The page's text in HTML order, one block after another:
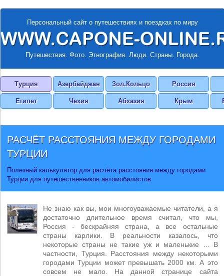
Персональный сайт о путешествиях и поездках по миру
Путешествия. Фото. Этнография. Люди. Страны. Города.
Турция Азербайджан Зол.Кольцо Россия
Египет Чехия Абхазия Крым
РАСЧЁТ РАССТОЯНИЯ МЕЖДУ ГОРОДАМИ
ТУРЦИИ
Полезный калькулятор для расчёта расстояния между городами
Турции для путешественников автомобилистов
Не знаю как вы, мои многоуважаемые читатели, а я
достаточно длительное время считал, что мы,
Россия - бескрайняя страна, а все остальные
страны карлики. В реальности казалось, что
некоторые страны не такие уж и маленькие ... В
частности, Турция. Расстояния между некоторыми
городами Турции может превышать 2000 км. А это
совсем не мало. На данной странице сайта